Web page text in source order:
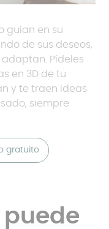
guían en su
de sus deseos,
adaptan. Pídeles
en 3D de tu
y te traen ideas
siempre
gratuito